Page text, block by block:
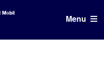
Menu